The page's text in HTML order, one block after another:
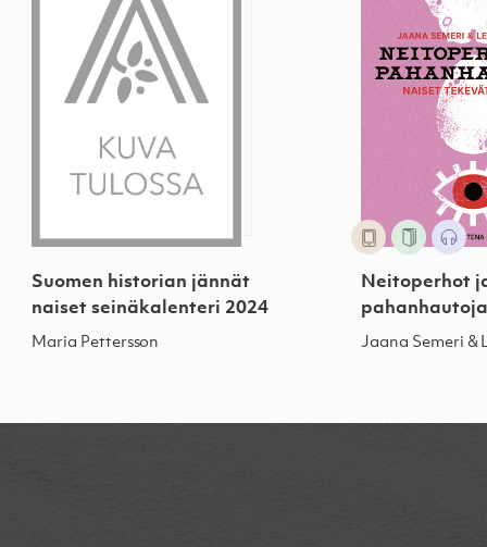
Suomen historian jännät
naiset seinäkalenteri 2024
Maria Pettersson
Neitoperhot
Jaana Semeri &